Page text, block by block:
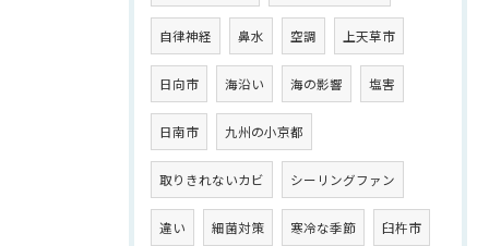
自律神経 鼻水 空調 上天草市
日向市 海沿い 海の影響 塩害
日南市 九州の小京都
取りきれないカビ シーリングファン
違い 細菌対策 寒冷な季節 臼杵市